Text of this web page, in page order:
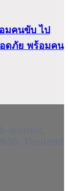
มคนขับ ไป
ดภัย พร้อมคน